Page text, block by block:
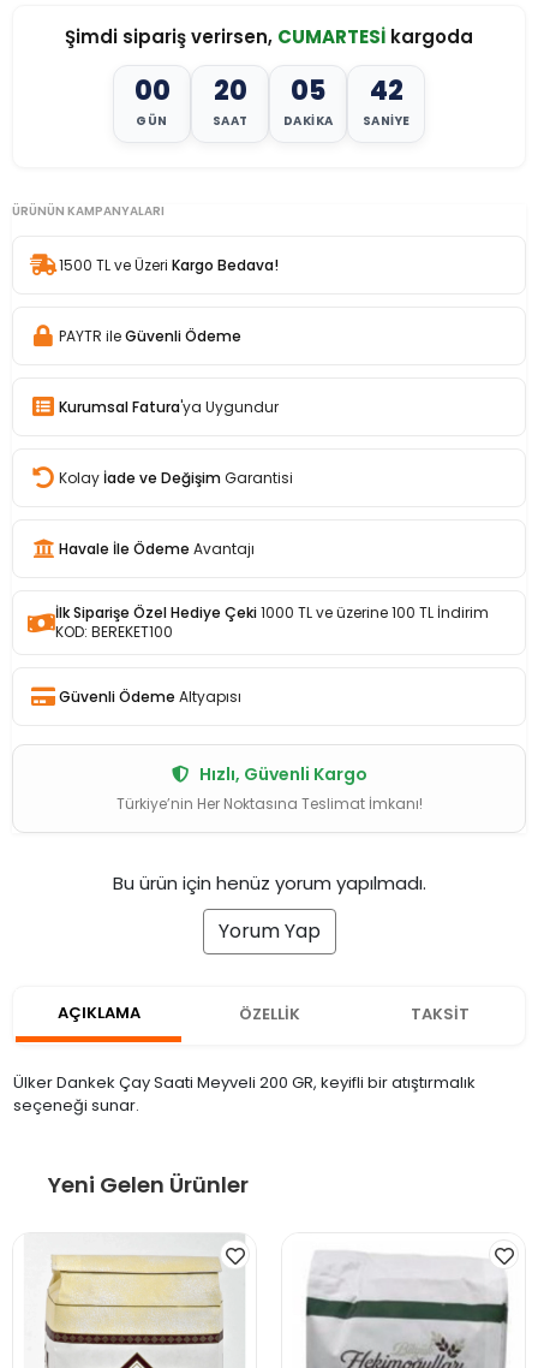
Şimdi sipariş verirsen, CUMARTESİ kargoda
00
GÜN
20
SAAT
05
DAKIKA
41
SANIYE
ÜRÜNÜN KAMPANYALARI
1500 TL ve Üzeri Kargo Bedava!
PAYTR ileGüvenli Ödeme
Kurumsal Fatura'ya Uygundur
Kolay İade ve Değişim Garantisi
Havale İle Ödeme Avantajı
İlk Siparişe Özel Hediye Çeki1000 TL ve üzerine 100 TL İndirim
KOD: BEREKET100
Güvenli Ödeme Altyapısı
Hızlı, Güvenli Kargo
Türkiye’nin Her Noktasına Teslimat İmkanı!
Bu ürün için henüz yorum yapılmadı.
Yorum Yap
AÇIKLAMA ÖZELLİK TAKSİT
Ülker Dankek Çay Saati Meyveli 200 GR, keyifli bir atıştırmalık
seçeneği sunar.
Yeni Gelen Ürünler